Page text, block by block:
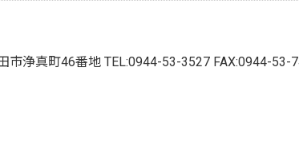
市浄真町46番地 TEL:0944-53-3527 FAX:0944-53-